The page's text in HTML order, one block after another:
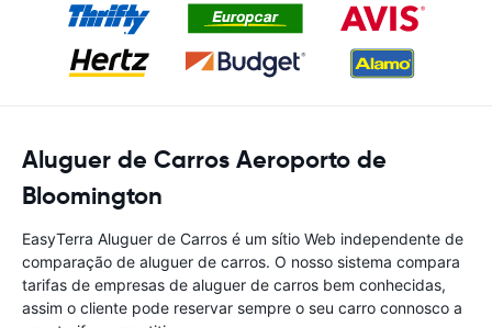
Aluguer de Carros Aeroporto de
Bloomington
EasyTerra Aluguer de Carros é um sítio Web independente de
comparação de aluguer de carros. O nosso sistema compara
tarifas de empresas de aluguer de carros bem conhecidas,
assim o cliente pode reservar sempre o seu carro connosco a